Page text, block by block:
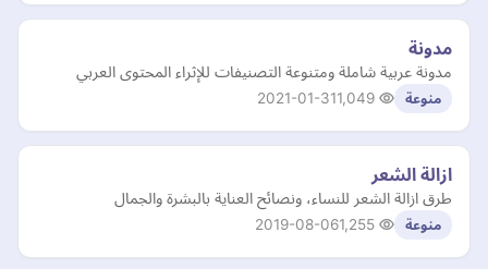
مدونة
مدونة عربية شاملة ومتنوعة التصنيفات للإثراء المحتوى العربي
منوعة 2021-01-31
ازالة الشعر
طرق ازالة الشعر للنساء، ونصائح العناية بالبشرة والجمال
منوعة 2019-08-06